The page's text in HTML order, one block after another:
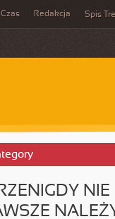
Czas Redakcja Spis
NIE